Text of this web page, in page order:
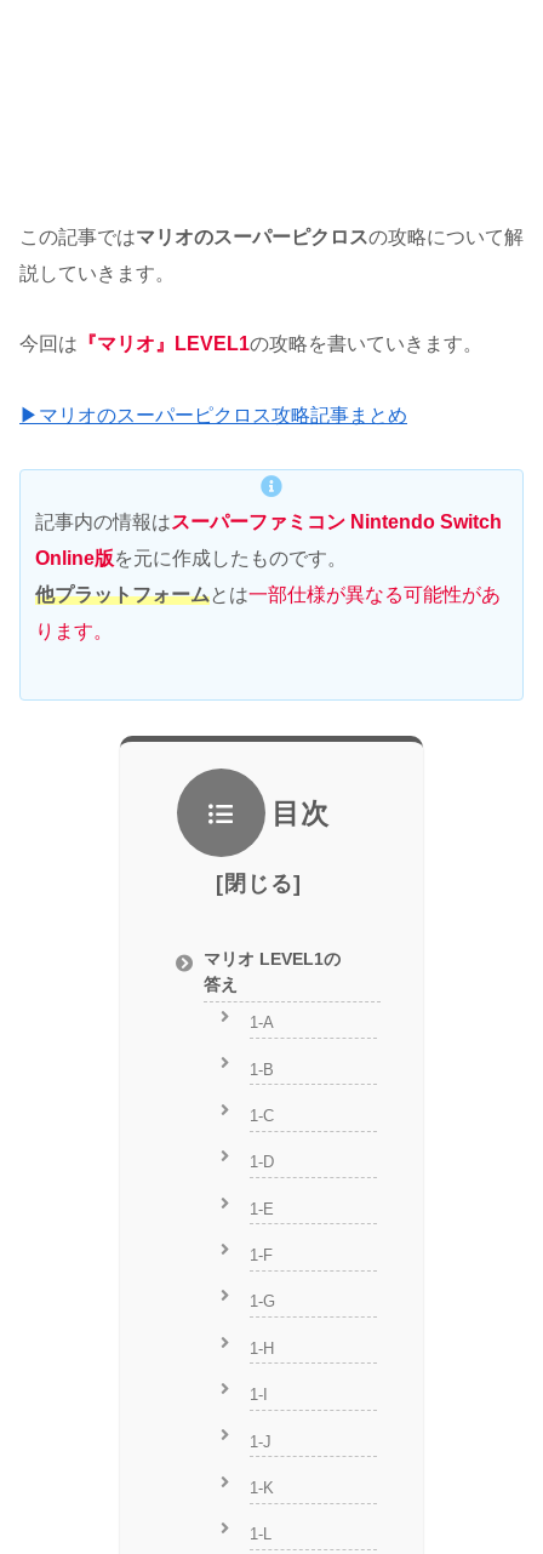
この記事ではマリオのスーパーピクロスの攻略について解
説していきます。
今回は 『マリオ』LEVEL1の攻略を書いていきます。
▶マリオのスーパーピクロス攻略記事まとめ
記事内の情報はスーパーファミコン Nintendo Switch
Online版を元に作成したものです。
他プラットフォームとは一部仕様が異なる可能性があ
ります。
目次
マリオ LEVEL1の
答え
1-A
1-B
1-C
1-D
1-E
1-F
1-G
1-H
1-I
1-J
1-K
1-L